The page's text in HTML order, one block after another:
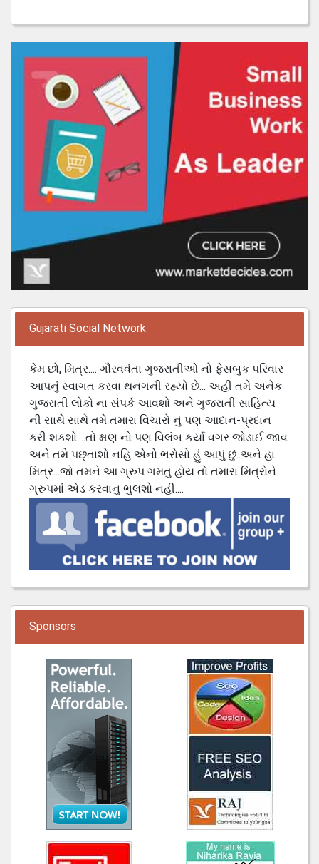
Gujarati Social Network
કેમ છો, મિત્ર.... ગૌરવવંતા ગુજરાતીઓ નો ફેસબુક પરિવાર
આપનું સ્વાગત કરવા થનગની રહ્યો છે... અહી તમે અનેક
ગુજરાતી લોકો ના સંપર્ક આવશો અને ગુજરાતી સાહિત્ય
ની સાથે સાથે તમે તમારા વિચારો નું પણ આદાન-પ્રદાન
કરી શકશો....તો ક્ષણ નો પણ વિલંબ કર્યા વગર જોડાઈ જાવ
અને તમે પછ્તાશો નહિ એનો ભરોસો હું આપું છું..અને હા
મિત્ર...જો તમને આ ગ્રુપ ગમતુ હોય તો તમારા મિત્રોને
ગ્રુપમાં એડ કરવાનુ ભુલશો નહી....
Sponsors